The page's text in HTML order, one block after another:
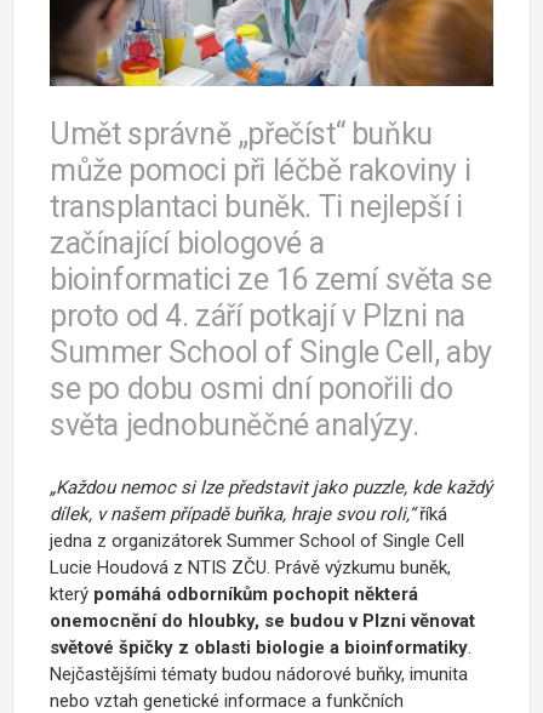
Umět správně „přečíst“ buňku
může pomoci při léčbě rakoviny i
transplantaci buněk. Ti nejlepší i
začínající biologové a
bioinformatici ze 16 zemí světa se
proto od 4. září potkají v Plzni na
Summer School of Single Cell, aby
se po dobu osmi dní ponořili do
světa jednobuněčné analýzy.
„Každou nemoc si lze představit jako puzzle, kde každý
dílek, v našem případě buňka, hraje svou roli,“říká
jedna z organizátorek Summer School of Single Cell
Lucie Houdová z NTIS ZČU. Právě výzkumu buněk,
který pomáhá odborníkům pochopit některá
onemocnění do hloubky, se budou v Plzni věnovat
světové špičky z oblasti biologie a bioinformatiky.
Nejčastějšími tématy budou nádorové buňky, imunita
nebo vztah genetické informace a funkčních